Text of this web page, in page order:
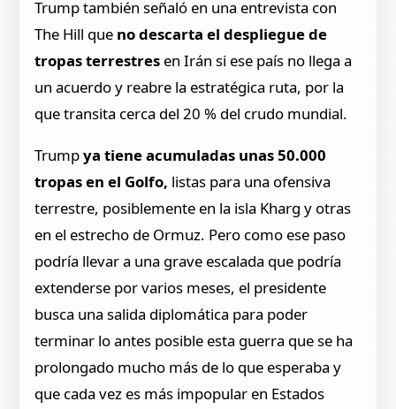
Trump también señaló en una entrevista con
The Hill que no descarta el despliegue de
tropas terrestres en Irán si ese país no llega a
un acuerdo y reabre la estratégica ruta, por la
que transita cerca del 20 % del crudo mundial.
Trumpya tiene acumuladas unas 50.000
tropas en el Golfo, listas para una ofensiva
terrestre, posiblemente en la isla Kharg y otras
en el estrecho de Ormuz. Pero como ese paso
podría llevar a una grave escalada que podría
extenderse por varios meses, el presidente
busca una salida diplomática para poder
terminar lo antes posible esta guerra que se ha
prolongado mucho más de lo que esperaba y
que cada vez es más impopular en Estados